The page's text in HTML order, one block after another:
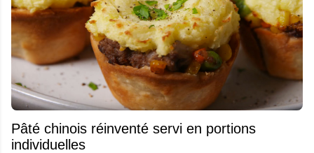
Pâté chinois réinventé servi en portions
individuelles